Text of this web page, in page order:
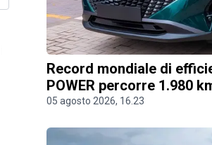
Record mondiale di
POWER percorre 1.980
05 agosto 2026, 16.23